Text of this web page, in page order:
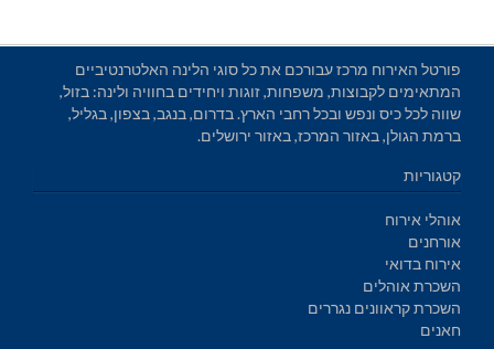
פורטל האירוח מרכז עבורכם את כל סוגי הלינה האלטרנטיביים
המתאימים לקבוצות, משפחות, זוגות ויחידים בחוויה ולינה: בזול,
שווה לכל כיס ונפש ובכל רחבי הארץ. בדרום, בנגב, בצפון, בגליל,
ברמת הגולן, באזור המרכז, באזור ירושלים.
קטגוריות
אוהלי אירוח
אורחנים
אירוח בדואי
השכרת אוהלים
השכרת קראוונים נגררים
חאנים